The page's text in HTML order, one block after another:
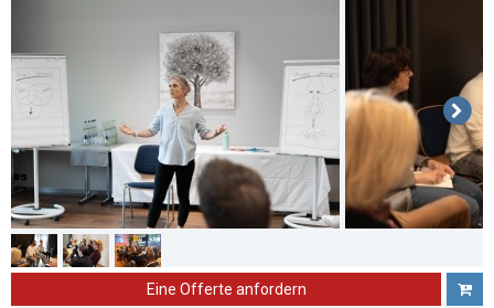
Eine Offerte anfordern